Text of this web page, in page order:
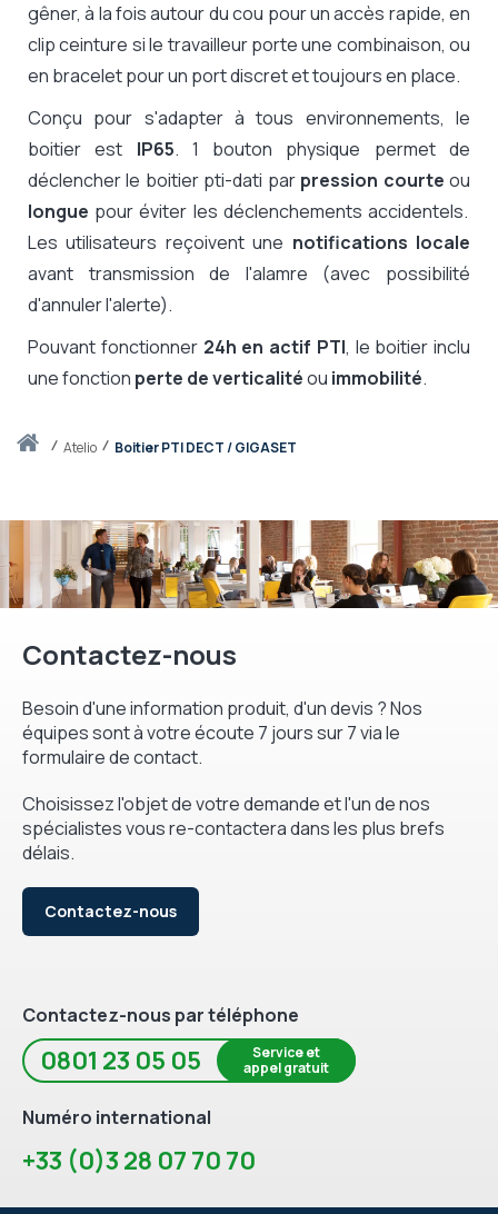
Accueilatelio Boitier PTI DECT / GIGASET
gêner, à la fois autour du cou pour un accès rapide, en
clip ceinture si le travailleur porte une combinaison, ou
en bracelet pour un port discret et toujours en place.
Conçu pour s'adapter à tous environnements, le
boitier est IP65. 1 bouton physique permet de
déclencher le boitier pti-dati parpression courte ou
longue pour éviter les déclenchements accidentels.
Les utilisateurs reçoivent une notifications locale
avant transmission de l'alamre (avec possibilité
d'annuler l'alerte).
Pouvant fonctionner24h en actif PTI, le boitier inclu
une fonction perte de verticalitéou immobilité.
Contactez-nous
Besoin d'une information produit, d'un devis ? Nos
équipes sont à votre écoute 7 jours sur 7 via le
formulaire de contact.
Choisissez l'objet de votre demande et l'un de nos
spécialistes vous re-contactera dans les plus brefs
délais.
Contactez-nous
Contactez-nous par téléphone
0801 23 05 05
Service et
appel gratuit
Numéro international
+33 (0)3 28 07 70 70